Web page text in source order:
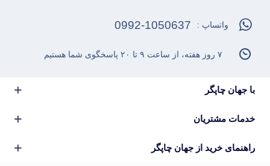
با جهان چاپگر
خدمات مشتریان
راهنمای خرید از جهان چاپگر
واتساپ : 0992-1050637
۷ روز هفته، از ساعت ۹ تا ۲۰ پاسخگوی شما هستیم